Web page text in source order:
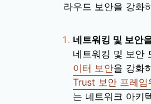
라우드 보안을 강화
네트워킹 및 보안
네트워킹 및 보안
이터 보안을 강화
Trust 보안 프레임
는 네트워크 아키